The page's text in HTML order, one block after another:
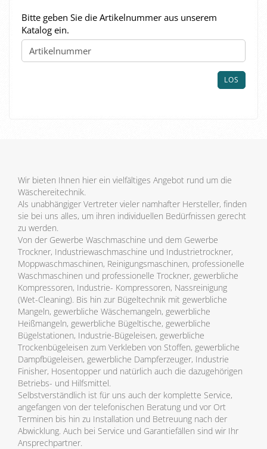
BITTE
GEBEN
SIE
DIE
Bitte geben Sie die Artikelnummer aus unserem
Katalog ein.
LOS
Wir bieten Ihnen hier ein vielfältiges Angebot rund um die
Wäschereitechnik.
Als unabhängiger Vertreter vieler namhafter Hersteller, finden
sie bei uns alles, um ihren individuellen Bedürfnissen gerecht
zu werden.
Von der Gewerbe Waschmaschine und dem Gewerbe
Trockner, Industriewaschmaschine und Industrietrockner,
Moppwaschmaschinen, Reinigungsmaschinen, professionelle
Waschmaschinen und professionelle Trockner, gewerbliche
Kompressoren, Industrie- Kompressoren, Nassreinigung
(Wet-Cleaning). Bis hin zur Bügeltechnik mit gewerbliche
Mangeln, gewerbliche Wäschemangeln, gewerbliche
Heißmangeln, gewerbliche Bügeltische, gewerbliche
Bügelstationen, Industrie-Bügeleisen, gewerbliche
Trockenbügeleisen zum Verkleben von Stoffen, gewerbliche
Dampfbügeleisen, gewerbliche Dampferzeuger, Industrie
Finisher, Hosentopper und natürlich auch die dazugehörigen
Betriebs- und Hilfsmittel.
Selbstverständlich ist für uns auch der komplette Service,
angefangen von der telefonischen Beratung und vor Ort
Terminen bis hin zu Installation und Betreuung nach der
Abwicklung. Auch bei Service und Garantiefällen sind wir Ihr
Ansprechpartner.